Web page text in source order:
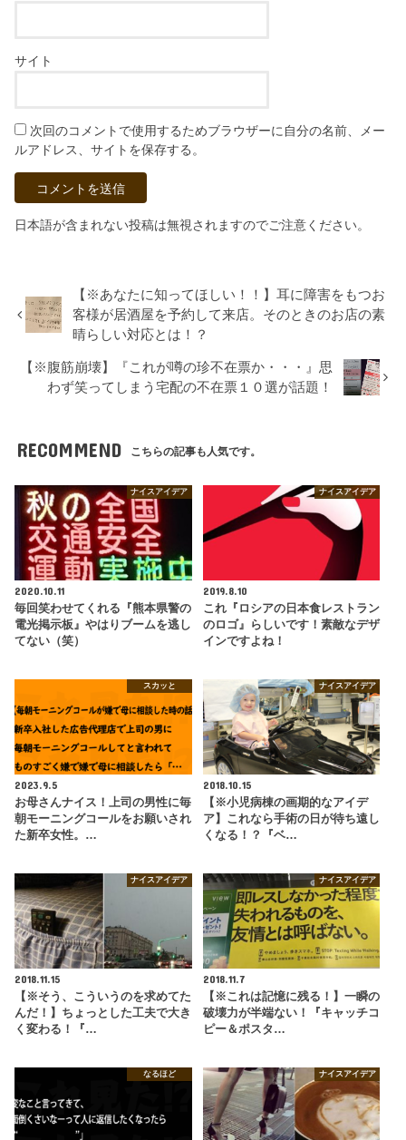
サイト
次回のコメントで使用するためブラウザーに自分の名前、メー
ルアドレス、サイトを保存する。
日本語が含まれない投稿は無視されますのでご注意ください。
【※あなたに知ってほしい！！】耳に障害をもつお
客様が居酒屋を予約して来店。そのときのお店の素
晴らしい対応とは！？
【※腹筋崩壊】『これが噂の珍不在票か・・・』思
わず笑ってしまう宅配の不在票１０選が話題！
RECOMMEND こちらの記事も人気です。
ナイスアイデア
2020.10.11
毎回笑わせてくれる『熊本県警の
電光掲示板』やはりブームを逃し
てない（笑）
ナイスアイデア
2019.8.10
これ『ロシアの日本食レストラン
のロゴ』らしいです！素敵なデザ
インですよね！
スカッと
2023.9.5
お母さんナイス！上司の男性に毎
朝モーニングコールをお願いされ
た新卒女性。…
ナイスアイデア
2018.10.15
【※小児病棟の画期的なアイデ
ア】これなら手術の日が待ち遠し
くなる！？『ベ…
ナイスアイデア
2018.11.15
【※そう、こういうのを求めてた
んだ！】ちょっとした工夫で大き
く変わる！『…
ナイスアイデア
2018.11.7
【※これは記憶に残る！】一瞬の
破壊力が半端ない！『キャッチコ
ピー＆ポスタ…
なるほど ナイスアイデア